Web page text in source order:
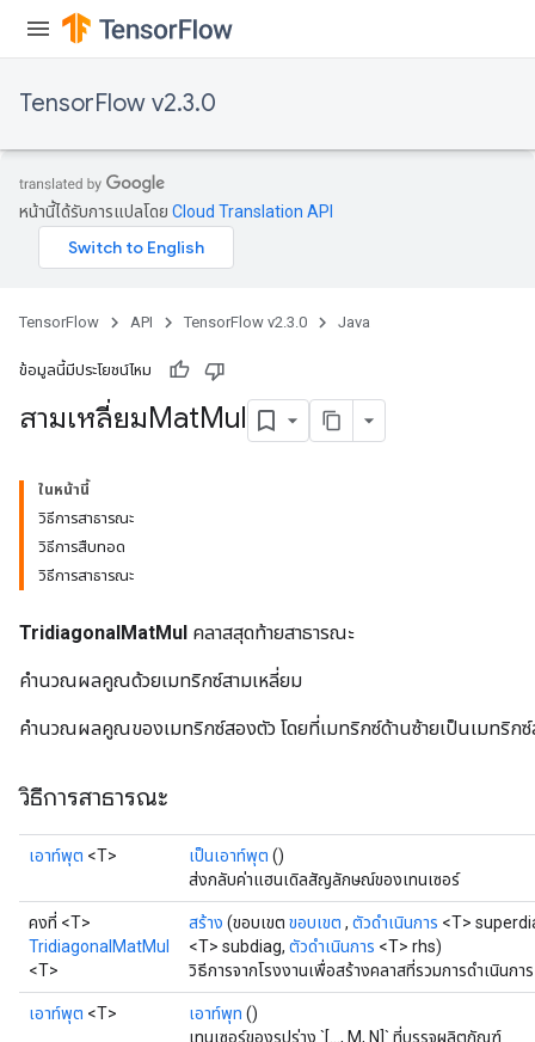
TensorFlow v2.3.0
หน้านี้ได้รับการแปลโดย Cloud Translation API
TensorFlow API TensorFlow v2.3.0 Java
ข้อมูลนี้มีประโยชน์ไหม
สามเหลี่ยมMatMul
ในหน้านี้
วิธีการสาธารณะ
วิธีการสืบทอด
วิธีการสาธารณะ
TridiagonalMatMul คลาสสุดท้ายสาธารณะ
คำนวณผลคูณด้วยเมทริกซ์สามเหลี่ยม
คำนวณผลคูณของเมทริกซ์สองตัว โดยที่เมทริกซ์ด้านซ้ายเป็นเมทริกซ์
วิธีการสาธารณะ
เอาท์พุต <T> เป็นเอาท์พุต ()
ส่งกลับค่าแฮนเดิลสัญลักษณ์ของเทนเซอร์
คงที่ <T>
TridiagonalMatMul
<T>
สร้าง (ขอบเขต ขอบเขต , ตัวดำเนินการ <T>
<T> subdiag, ตัวดำเนินการ <T> rhs)
วิธีการจากโรงงานเพื่อสร้างคลาสที่รวมการดำเนินก
เอาท์พุต <T> เอาท์พุท ()
เทนเซอร์ของรูปร่าง `[..., M, N]` ที่บรรจุผลิตภัณฑ์